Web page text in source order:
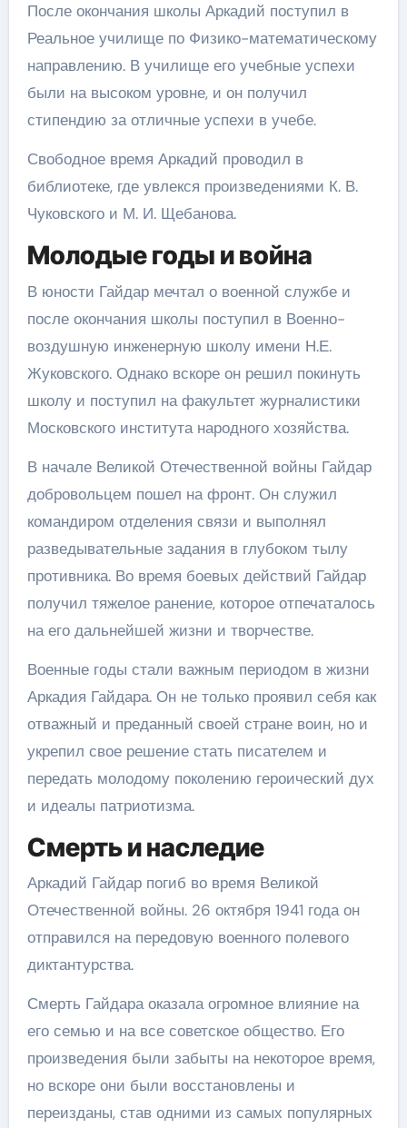
После окончания школы Аркадий поступил в
Реальное училище по Физико-математическому
направлению. В училище его учебные успехи
были на высоком уровне, и он получил
стипендию за отличные успехи в учебе.
Свободное время Аркадий проводил в
библиотеке, где увлекся произведениями К. В.
Чуковского и М. И. Щебанова.
Молодые годы и война
В юности Гайдар мечтал о военной службе и
после окончания школы поступил в Военно-
воздушную инженерную школу имени Н.Е.
Жуковского. Однако вскоре он решил покинуть
школу и поступил на факультет журналистики
Московского института народного хозяйства.
В начале Великой Отечественной войны Гайдар
добровольцем пошел на фронт. Он служил
командиром отделения связи и выполнял
разведывательные задания в глубоком тылу
противника. Во время боевых действий Гайдар
получил тяжелое ранение, которое отпечаталось
на его дальнейшей жизни и творчестве.
Военные годы стали важным периодом в жизни
Аркадия Гайдара. Он не только проявил себя как
отважный и преданный своей стране воин, но и
укрепил свое решение стать писателем и
передать молодому поколению героический дух
и идеалы патриотизма.
Смерть и наследие
Аркадий Гайдар погиб во время Великой
Отечественной войны. 26 октября 1941 года он
отправился на передовую военного полевого
диктантурства.
Смерть Гайдара оказала огромное влияние на
его семью и на все советское общество. Его
произведения были забыты на некоторое время,
но вскоре они были восстановлены и
переизданы, став одними из самых популярных